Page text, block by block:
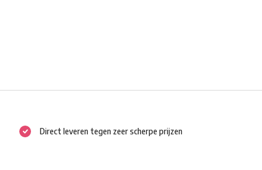
Direct leveren tegen zeer scherpe prijzen